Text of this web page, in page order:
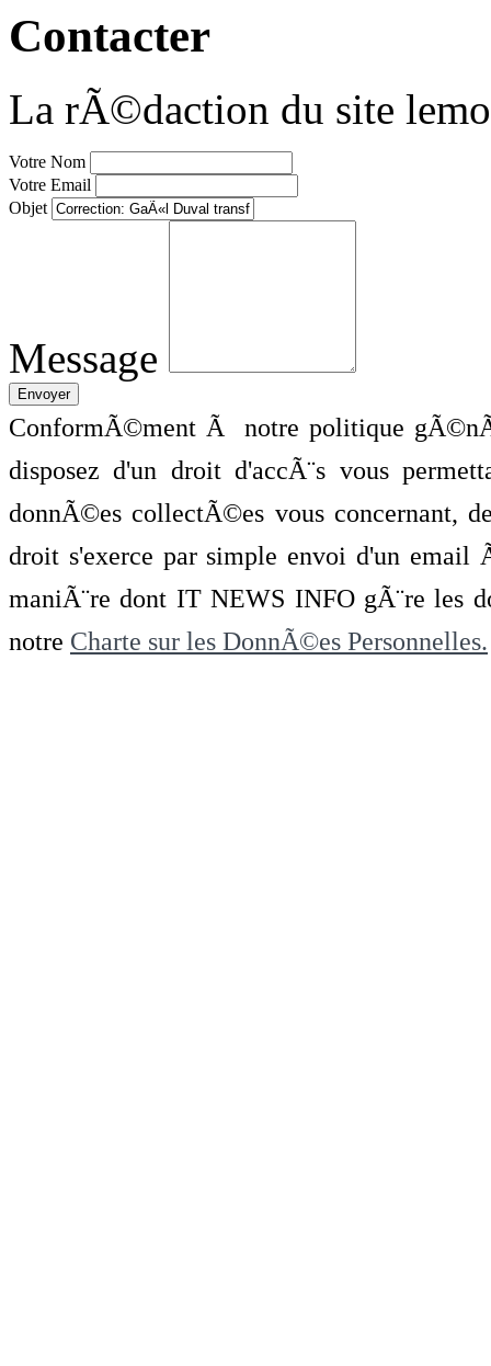
Contacter
La rÃ©daction du site
Votre Nom
Votre Email
Objet
Message
ConformÃ©ment Ã notre politique
disposez d'un droit d'accÃ¨s vous
donnÃ©es collectÃ©es vous concernant,
droit s'exerce par simple envoi d'un
maniÃ¨re dont IT NEWS INFO gÃ¨re les
notre Charte sur les DonnÃ©es Personnelles.